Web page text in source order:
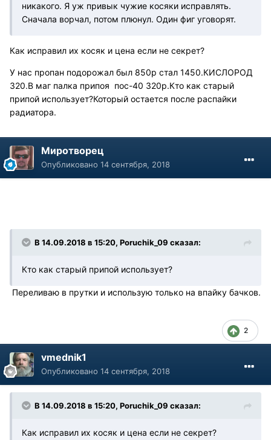
никакого. Я уж привык чужие косяки исправлять.
Сначала ворчал, потом плюнул. Один фиг уговорят.
Как исправил их косяк и цена если не секрет?
У нас пропан подорожал был 850р стал 1450.КИСЛОРОД
320.В маг палка припоя пос-40 320р.Кто как старый
припой использует?Который остается после распайки
радиатора.
Миротворец
Опубликовано 14 сентября, 2018
В 14.09.2018 в 15:20, Poruchik_09 сказал:
Кто как старый припой использует?
Переливаю в прутки и использую только на впайку бачков.
2
vmednik1
Опубликовано 14 сентября, 2018
В 14.09.2018 в 15:20, Poruchik_09 сказал:
Как исправил их косяк и цена если не секрет?